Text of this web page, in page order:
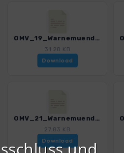
OMV_19_Warnemuende-BadDoberan_E9.gpx
31.28 KB
Download
OMV_21_Warnemuende-Stoltera.gpx
27.83 KB
Download